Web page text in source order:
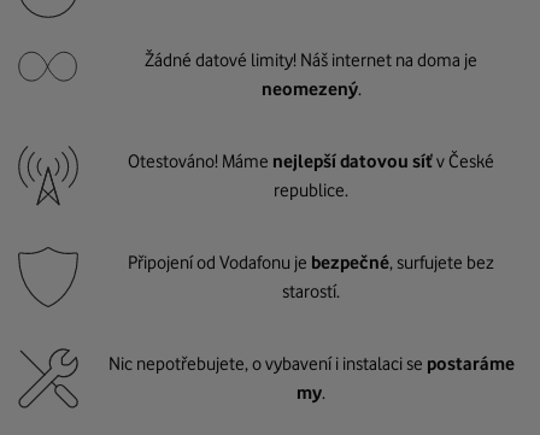
Žádné datové limity! Náš internet na doma je
neomezený.
Otestováno! Máme nejlepší datovou síťv České
republice.
Připojení od Vodafonu je bezpečné, surfujete bez
starostí.
Nic nepotřebujete, o vybavení i instalaci se postaráme
my.